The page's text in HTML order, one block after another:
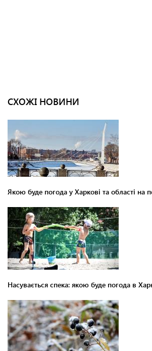
СХОЖІ НОВИНИ
Якою буде погода у Харкові та області на
Насувається спека: якою буде погода в